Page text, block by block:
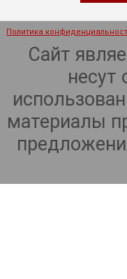
Политика
Сайт
несут
материалы